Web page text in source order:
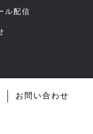
ル配信
お問い合わせ